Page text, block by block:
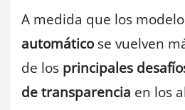
A medida que los
automáticose vuelven
de los principales
de transparencia en los